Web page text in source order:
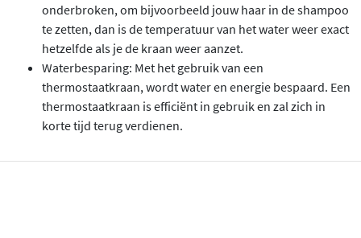
onderbroken, om bijvoorbeeld jouw haar in de shampoo
te zetten, dan is de temperatuur van het water weer exact
hetzelfde als je de kraan weer aanzet.
Waterbesparing: Met het gebruik van een
thermostaatkraan, wordt water en energie bespaard. Een
thermostaatkraan is efficiënt in gebruik en zal zich in
korte tijd terug verdienen.